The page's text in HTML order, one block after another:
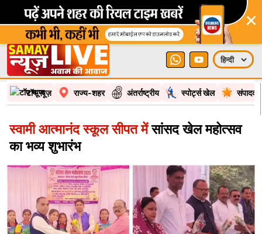
×
टॉप न्यूज़ राज्य-शहर अंतर्राष्ट्रीय स्पोर्ट्स खेल
स्वामी आत्मानंद स्कूल सीपत मेंसांसद खेल महोत्सव
का भव्य शुभारंभ